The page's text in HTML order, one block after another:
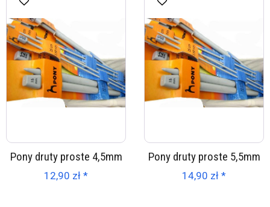
Pony druty proste 4,5mm
12,90 zł *
Pony druty proste 5,5mm
14,90 zł *